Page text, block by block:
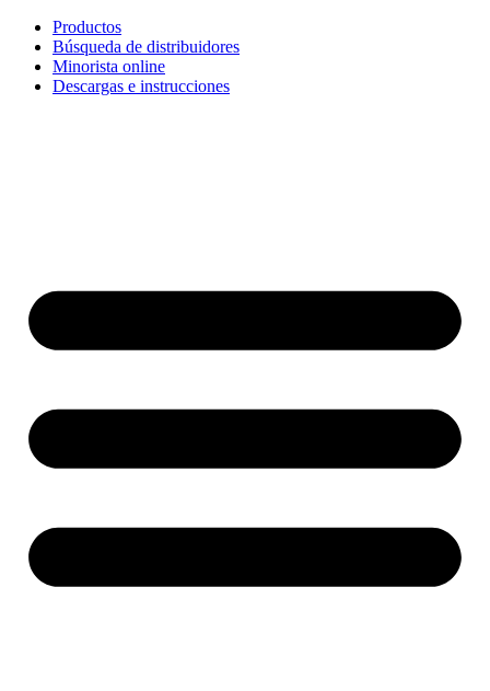
contenido
Productos
Búsqueda de distribuidores
Minorista online
Descargas e instrucciones